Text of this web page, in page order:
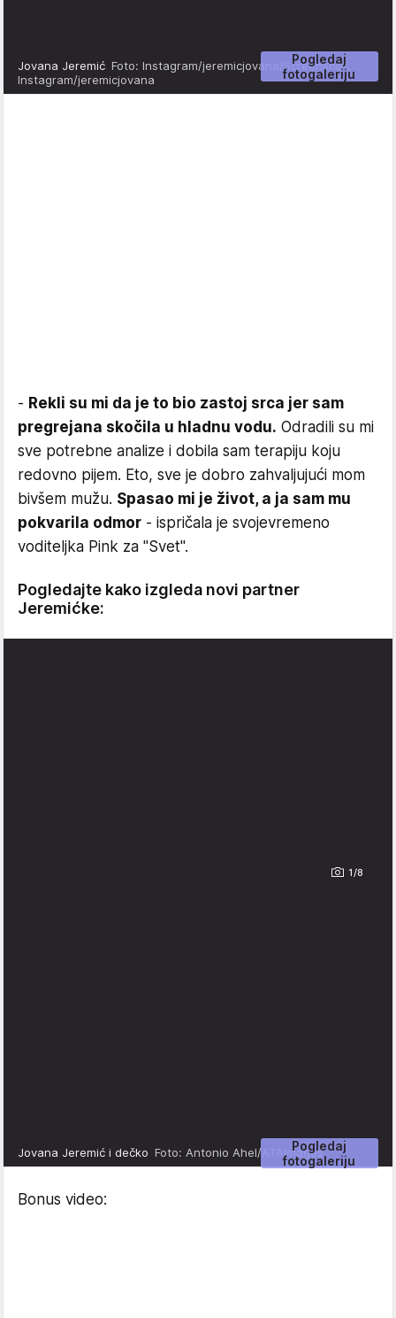
Pogledaj
fotogaleriju
Jovana Jeremić Foto: Instagram/jeremicjovana/Screenshot,
Instagram/jeremicjovana
- Rekli su mi da je to bio zastoj srca jer sam
pregrejana skočila u hladnu vodu. Odradili su mi
sve potrebne analize i dobila sam terapiju koju
redovno pijem. Eto, sve je dobro zahvaljujući mom
bivšem mužu. Spasao mi je život, a ja sam mu
pokvarila odmor - ispričala je svojevremeno
voditeljka Pink za "Svet".
Pogledajte kako izgleda novi partner
Jeremićke:
1/8
Pogledaj
fotogaleriju
Jovana Jeremić i dečko Foto: Antonio Ahel/ATAImages
Bonus video: